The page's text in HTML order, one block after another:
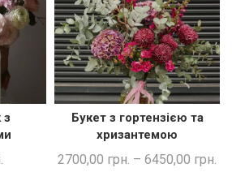
з
ШВИДКА ПОКУПКА
Букет з гортензією та
хризантемою
2700,00 грн. – 6450,00 грн.